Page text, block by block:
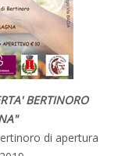
BERTINORO
di apertura